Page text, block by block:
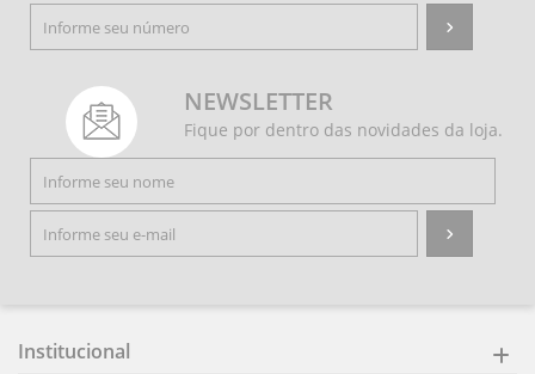
NEWSLETTER
Fique por dentro das novidades da loja.
Institucional